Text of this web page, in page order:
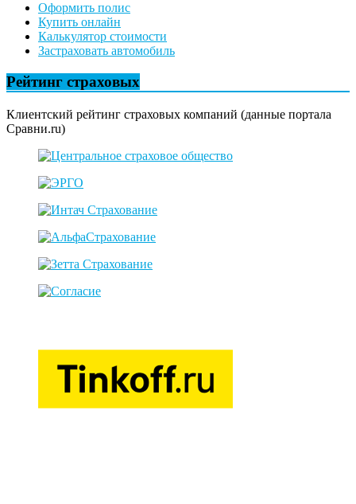
Оформить полис
Купить онлайн
Калькулятор стоимости
Застраховать автомобиль
Рейтинг страховых
Клиентский рейтинг страховых компаний (данные портала
Сравни.ru)